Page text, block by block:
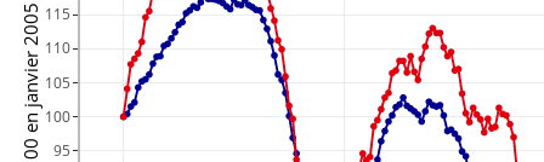
95
100
105
110
115